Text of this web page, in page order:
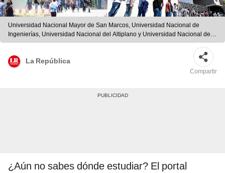
Universidad Nacional Mayor de San Marcos, Universidad Nacional de
Ingenierías, Universidad Nacional del Altiplano y Universidad Nacional de
San Agustín figuran dentro del ranking de mejores universidades públicas
del Perú. Foto: composición de Fabrizio Oviendo/La República/Infobae/UNI
La República
Compartir
¿Aún no sabes dónde estudiar? El portal